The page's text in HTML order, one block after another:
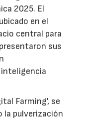
2025. El
en el
central para
sus
Farming', se
la pulverización